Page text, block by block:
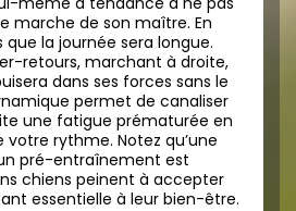
marche de son maître. En
la journée sera longue.
retours, marchant à droite,
dans ses forces sans le
permet de canaliser
une fatigue prématurée en
votre rythme. Notez qu’une
pré-entraînement est
chiens peinent à accepter
essentielle à leur bien-être.